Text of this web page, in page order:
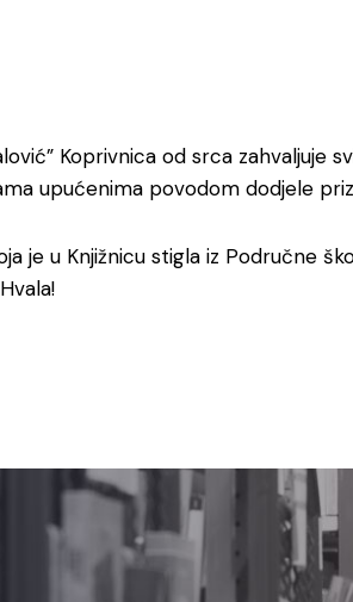
Koprivnica od srca zahvaljuje
upućenima povodom dodjele
je u Knjižnicu stigla iz Područne